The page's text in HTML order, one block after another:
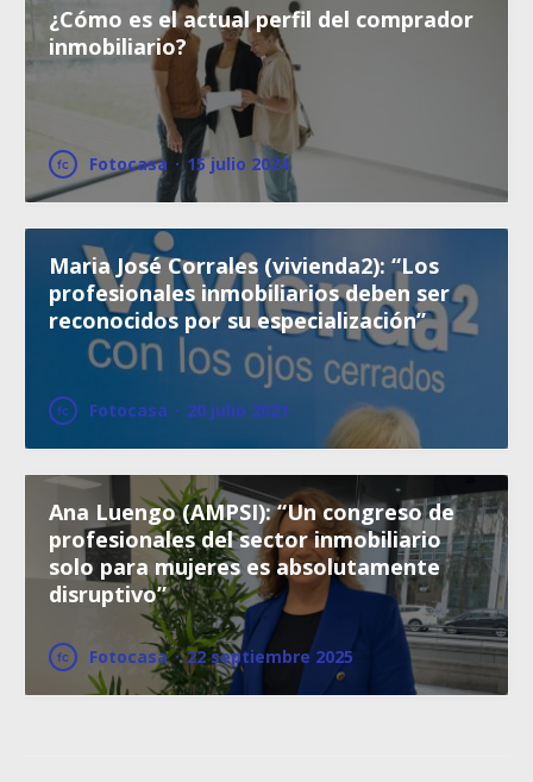
¿Cómo es el actual perfil del comprador
inmobiliario?
Fotocasa · 15 julio 2024
Maria José Corrales (vivienda2): “Los
profesionales inmobiliarios deben ser
reconocidos por su especialización”
Fotocasa · 20 julio 2021
Ana Luengo (AMPSI): “Un congreso de
profesionales del sector inmobiliario
solo para mujeres es absolutamente
disruptivo”
Fotocasa · 22 septiembre 2025